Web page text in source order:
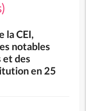
la CEI,
notables
et des
en 25